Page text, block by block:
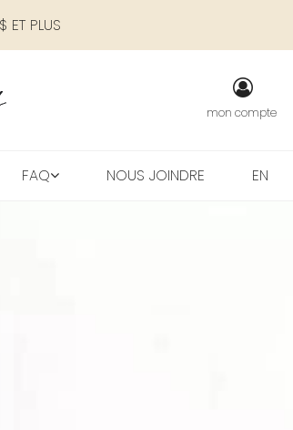
ET PLUS
mon compte
FAQ NOUS JOINDRE EN